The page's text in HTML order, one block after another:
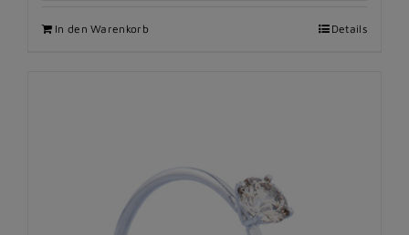
In den Warenkorb Details